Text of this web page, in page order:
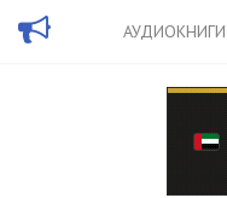
АУДИОКНИГИ